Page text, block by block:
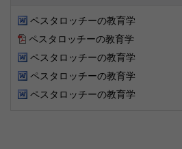
ペスタロッチーの教育学
ペスタロッチーの教育学
ペスタロッチーの教育学
ペスタロッチーの教育学
ペスタロッチーの教育学